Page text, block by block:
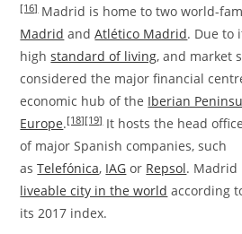
[16]Madrid is home to two world-
Madrid andAtlético Madrid. Due to
highstandard of living, and market
considered the major financial
economic hub of the Iberian
Europe.[18][19]It hosts the head
of major Spanish companies, such
asTelefónica, IAG or Repsol. Madrid
liveable city in the world according
its 2017 index.